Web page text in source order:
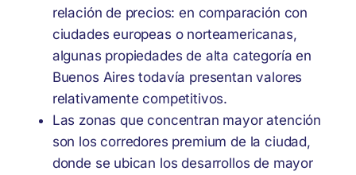
relación de precios: en comparación con
ciudades europeas o norteamericanas,
algunas propiedades de alta categoría en
Buenos Aires todavía presentan valores
relativamente competitivos.
Las zonas que concentran mayor atención
son los corredores premium de la ciudad,
donde se ubican los desarrollos de mayor